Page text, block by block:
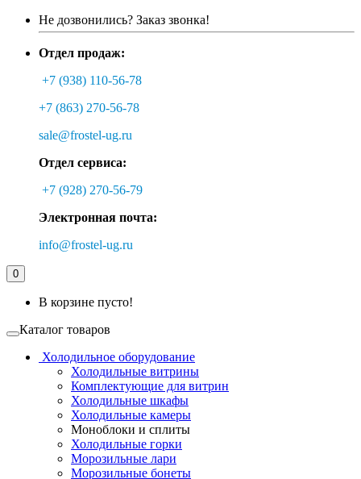
Не дозвонились? Заказ звонка!
Отдел продаж:
+7 (938) 110-56-78
+7 (863) 270-56-78
sale@frostel-ug.ru
Отдел сервиса:
+7 (928) 270-56-79
Электронная почта:
info@frostel-ug.ru
0
В корзине пусто!
Каталог товаров
Холодильное оборудование
Холодильные витрины
Комплектующие для витрин
Холодильные шкафы
Холодильные камеры
Моноблоки и сплиты
Холодильные горки
Морозильные лари
Морозильные бонеты